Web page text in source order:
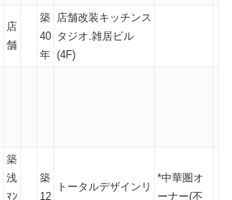
店
舗
築
40
年
店舗改装キッチンス
タジオ.雑居ビル
(4F)
築
浅
ﾏﾝ
築
12
トータルデザインリ
*中華圏オ
ーナー(不